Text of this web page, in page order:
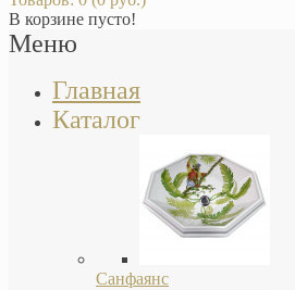
В корзине пусто!
Меню
Главная
Каталог
Санфаянс